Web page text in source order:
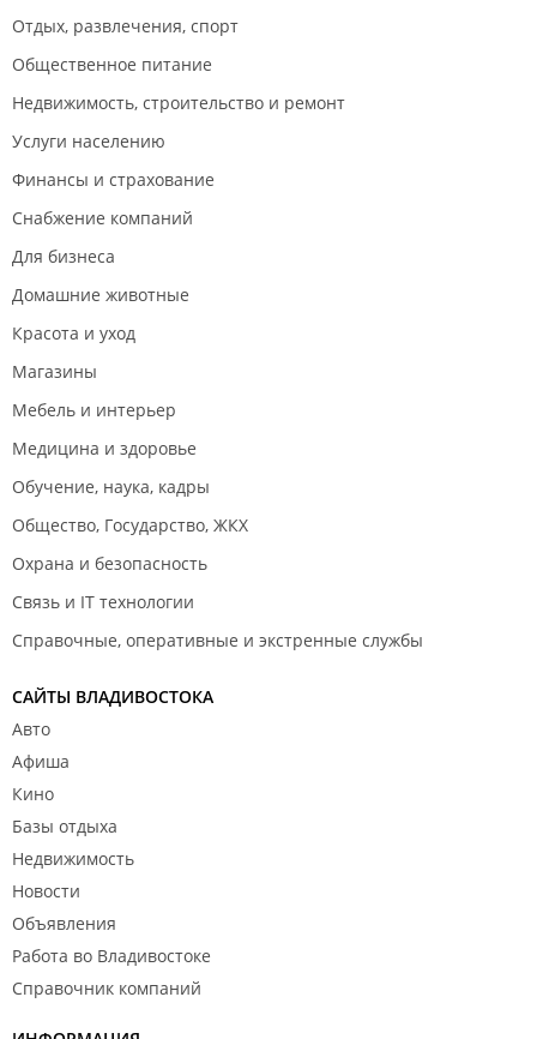
Отдых, развлечения, спорт
Общественное питание
Недвижимость, строительство и ремонт
Услуги населению
Финансы и страхование
Снабжение компаний
Для бизнеса
Домашние животные
Красота и уход
Магазины
Мебель и интерьер
Медицина и здоровье
Обучение, наука, кадры
Общество, Государство, ЖКХ
Охрана и безопасность
Связь и IT технологии
Справочные, оперативные и экстренные службы
САЙТЫ ВЛАДИВОСТОКА
Авто
Афиша
Кино
Базы отдыха
Недвижимость
Новости
Объявления
Работа во Владивостоке
Справочник компаний